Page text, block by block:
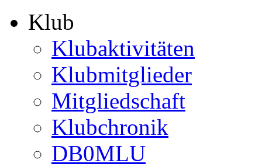
Klub
Klubaktivitäten
Klubmitglieder
Mitgliedschaft
Klubchronik
DB0MLU